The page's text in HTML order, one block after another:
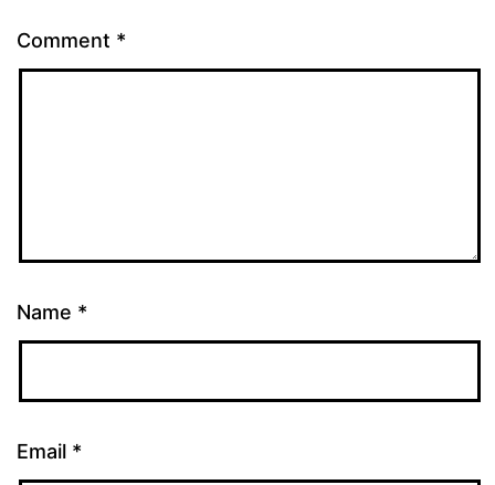
Comment *
Name *
Email *